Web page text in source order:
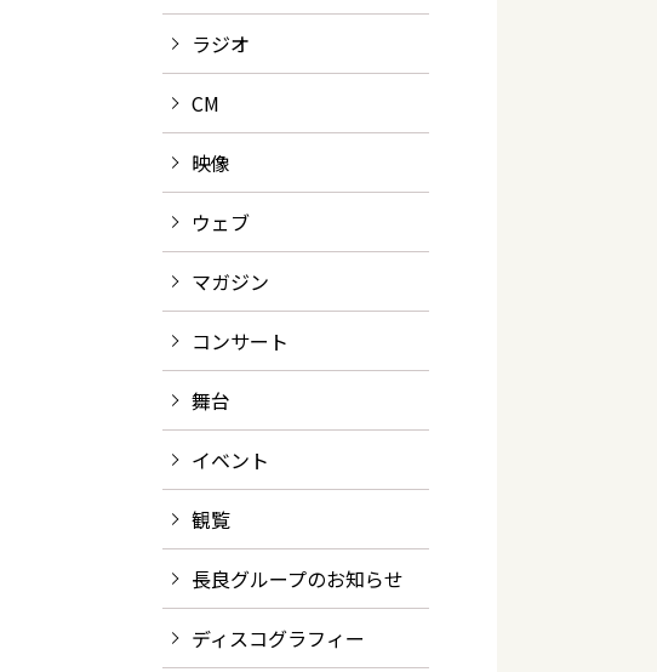
ラジオ
CM
映像
ウェブ
マガジン
コンサート
舞台
イベント
観覧
長良グループのお知らせ
ディスコグラフィー